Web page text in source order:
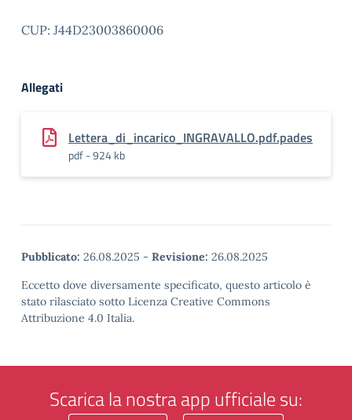
CUP: J44D23003860006
Allegati
Lettera_di_incarico_INGRAVALLO.pdf.pades
pdf - 924 kb
Pubblicato: 26.08.2025 - Revisione: 26.08.2025
Eccetto dove diversamente specificato, questo articolo è
stato rilasciato sotto Licenza Creative Commons
Attribuzione 4.0 Italia.
Scarica la nostra app ufficiale su: